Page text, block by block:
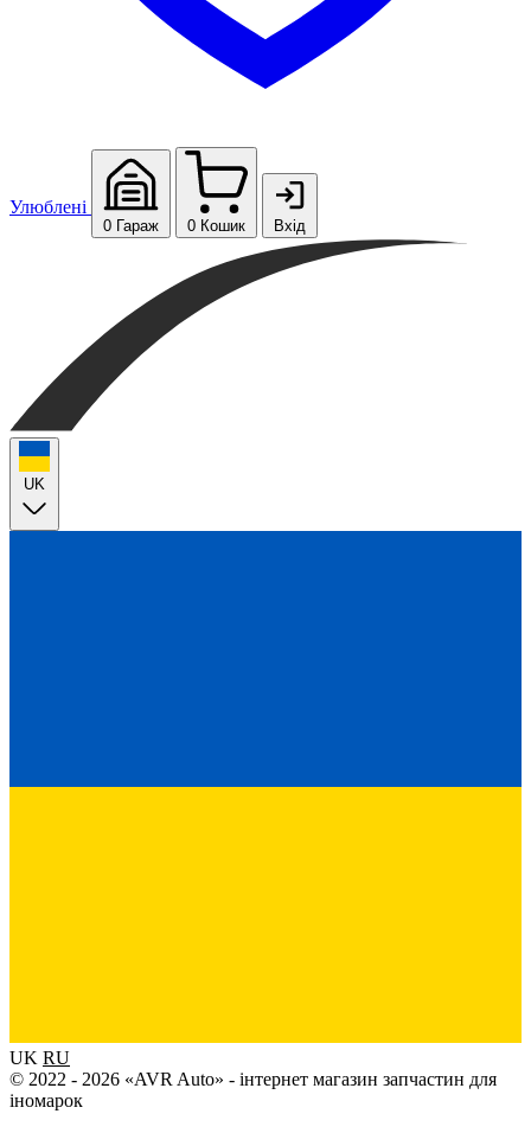
Улюблені
0 Гараж 0 Кошик Вхід
UK RU
© 2022 - 2026 «AVR Auto» - інтернет магазин запчастин для
іномарок